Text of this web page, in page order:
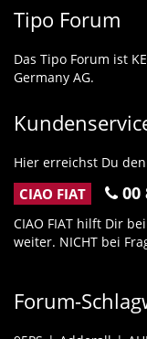
Tipo Forum
Das Tipo Forum ist
Germany AG.
Hier erreichst Du
CIAO FIAT 00
CIAO FIAT hilft Dir
weiter. NICHT bei
Forum-